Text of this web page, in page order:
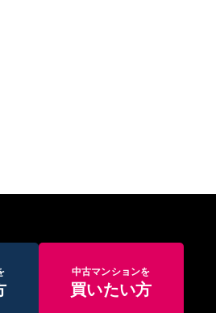
中古マンションを
買いたい方